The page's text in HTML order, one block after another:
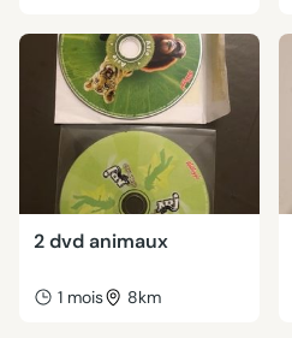
2 dvd animaux
1 mois 8km